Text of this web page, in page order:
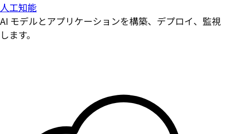
人工知能
AI モデルとアプリケーションを構築、デプロイ、監視
します。